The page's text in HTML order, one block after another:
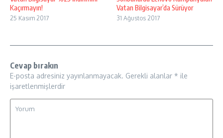
Kaçırmayın!
25 Kasım 2017
Vatan Bilgisayar’da Sürüyor
31 Ağustos 2017
Cevap bırakın
E-posta adresiniz yayınlanmayacak. Gerekli alanlar * ile
işaretlenmişlerdir